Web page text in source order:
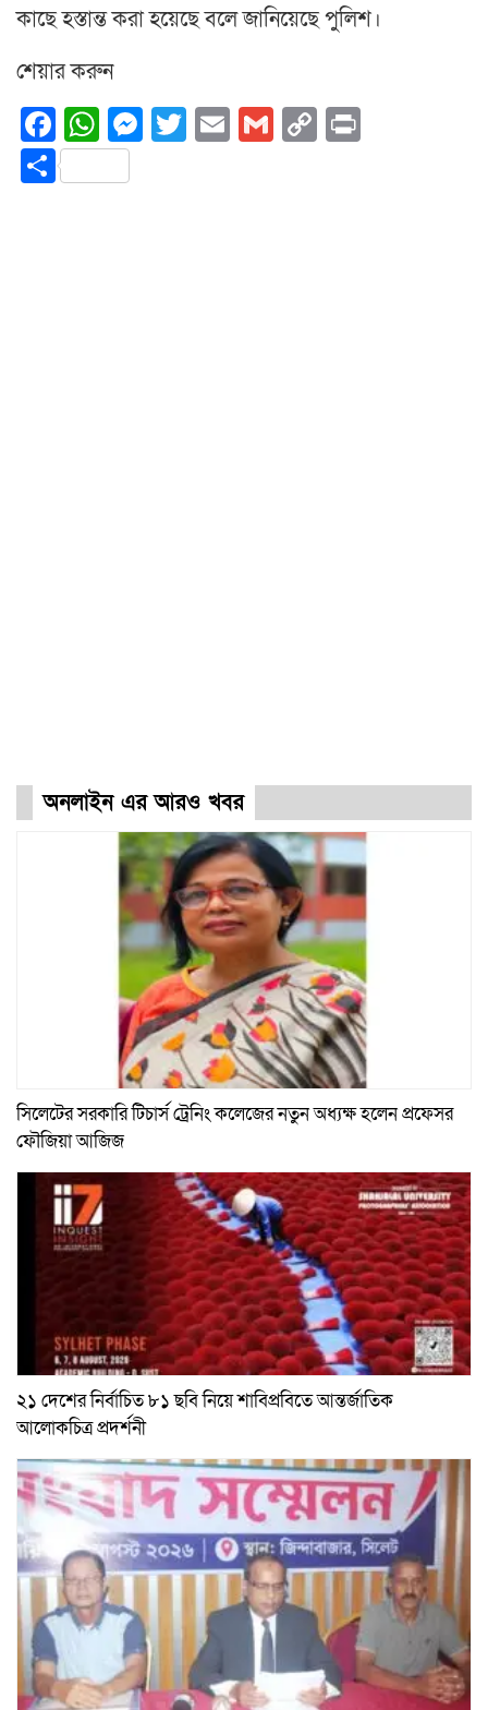
কাছে হস্তান্ত করা হয়েছে বলে জানিয়েছে পুলিশ।
শেয়ার করুন
Facebook
WhatsApp
Messenger
Twitter
EmailGmail
Copy
Share
অনলাইন এর আরও খবর
সিলেটের সরকারি টিচার্স ট্রেনিং কলেজের নতুন অধ্যক্ষ হলেন প্রফেসর
ফৌজিয়া আজিজ
২১ দেশের নির্বাচিত ৮১ ছবি নিয়ে শাবিপ্রবিতে আন্তর্জাতিক
আলোকচিত্র প্রদর্শনী